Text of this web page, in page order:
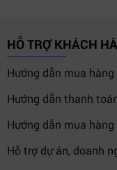
HỖ TRỢ KHÁCH
Hướng dẫn mua
Hướng dẫn thanh
Hướng dẫn mua
Hỗ trợ dự án, doanh